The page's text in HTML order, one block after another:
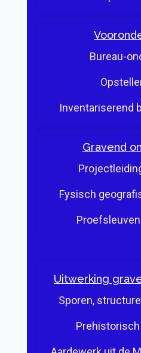
Bureau-
Inventariserend
Gravend
Fysisch
Uitwerking
Sporen,